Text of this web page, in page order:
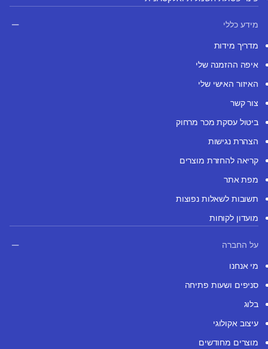
מידע כללי
מדריך מידות
איפה ההזמנה שלי
האיזור האישי שלי
צור קשר
ביטול עסקת מכר מרחוק
הצהרת נגישות
קריאה להחזרת מוצרים
מפת אתר
תשובות לשאלות נפוצות
מועדון לקוחות
על החברה
מי אנחנו
סניפים ושעות פתיחה
בלוג
עיצוב אקולוגי
מוצרים מחודשים